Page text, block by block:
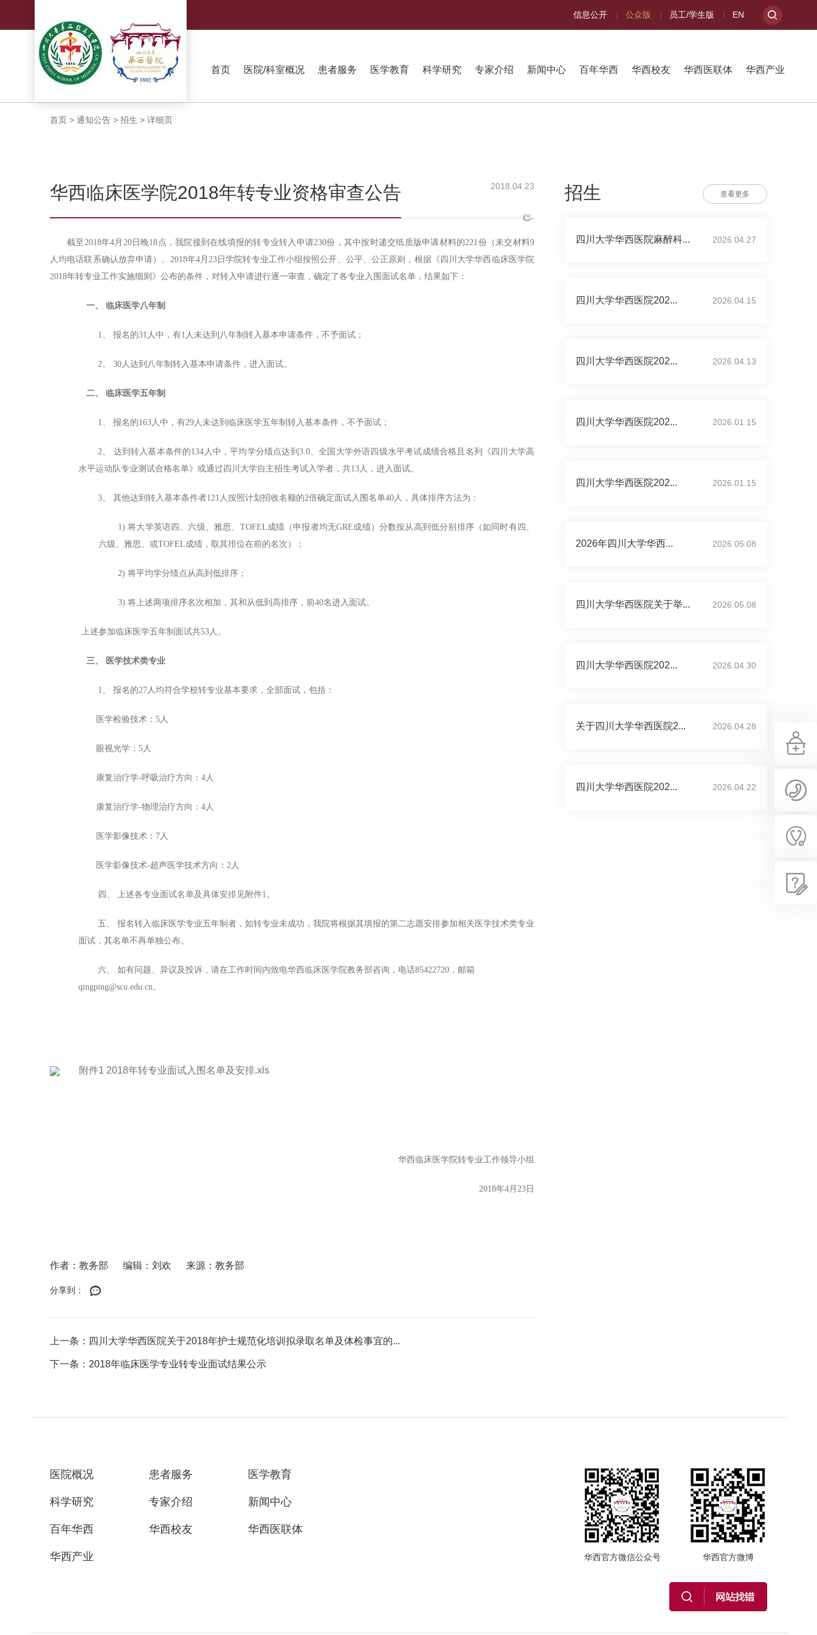
信息公开 公众版 员工/学生版 EN
首页 医院/科室概况 患者服务 医学教育 科学研究 专家介绍 新闻中心 百年华西 华西校友 华西医联体 华西产业
首页 > 通知公告 > 招生 > 详细页
华西临床医学院2018年转专业资格审查公告 2018.04.23
截至 2018年4月20日晚18点，我院接到在线填报的转专业转入申请230份，其中按时递交纸质版申请材料的221份（未交材料9
人均电话联系确认放弃申请）。2018年4月23日学院转专业工作小组按照公开、公平、公正原则，根据《四川大学华西临床医学院
2018年转专业工作实施细则》公布的条件，对转入申请进行逐一审查，确定了各专业入围面试名单，结果如下：
一、 临床医学八年制
1、 报名的31人中，有1人未达到八年制转入基本申请条件，不予面试；
2、 30人达到八年制转入基本申请条件，进入面试。
二、 临床医学五年制
1、 报名的163人中，有29人未达到临床医学五年制转入基本条件，不予面试；
2、 达到转入基本条件的134人中，平均学分绩点达到3.0、全国大学外语四级水平考试成绩合格且名列《四川大学高
水平运动队专业测试合格名单》或通过四川大学自主招生考试入学者，共13人，进入面试。
3、 其他达到转入基本条件者121人按照计划招收名额的2倍确定面试入围名单40人，具体排序方法为：
1)将大学英语四、六级、雅思、 TOFEL成绩（申报者均无GRE成绩）分数按从高到低分别排序（如同时有四、
六级、雅思、或TOFEL成绩，取其排位在前的名次）；
2) 将平均学分绩点从高到低排序；
3) 将上述两项排序名次相加，其和从低到高排序，前40名进入面试。
上述参加临床医学五年制面试共53人。
三、 医学技术类专业
1、 报名的27人均符合学校转专业基本要求，全部面试，包括：
医学检验技术： 5人
眼视光学： 5人
康复治疗学-呼吸治疗方向：4人
康复治疗学-物理治疗方向：4人
医学影像技术： 7人
医学影像技术-超声医学技术方向：2人
四、 上述各专业面试名单及具体安排见附件1。
五、 报名转入临床医学专业五年制者，如转专业未成功，我院将根据其填报的第二志愿安排参加相关医学技术类专业
面试，其名单不再单独公布。
六、 如有问题、异议及投诉，请在工作时间内致电华西临床医学院教务部咨询，电话85422720，邮箱
qingping@scu.edu.cn。
附件1 2018年转专业面试入围名单及安排.xls
华西临床医学院转专业工作领导小组
2018年4月23日
作者：教务部 编辑：刘欢 来源：教务部
分享到：
上一条：四川大学华西医院关于2018年护士规范化培训拟录取名单及体检事宜的...
下一条：2018年临床医学专业转专业面试结果公示
招生 查看更多
四川大学华西医院麻醉科... 2026.04.27
四川大学华西医院202... 2026.04.15
四川大学华西医院202... 2026.04.13
四川大学华西医院202... 2026.01.15
四川大学华西医院202... 2026.01.15
2026年四川大学华西... 2026.05.08
四川大学华西医院关于举... 2026.05.08
四川大学华西医院202... 2026.04.30
关于四川大学华西医院2... 2026.04.28
四川大学华西医院202... 2026.04.22
医院概况 患者服务 医学教育
科学研究 专家介绍 新闻中心
百年华西 华西校友 华西医联体
华西产业 华西官方微信公众号 华西官方微博